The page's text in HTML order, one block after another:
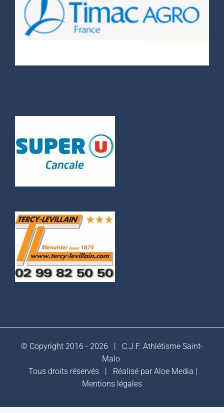
© Copyright 2016 - 2026 | C.J.F. Athlétisme Saint-
Malo
Tous droits réservés | Réalisé parAloe Media |
Mentions légales